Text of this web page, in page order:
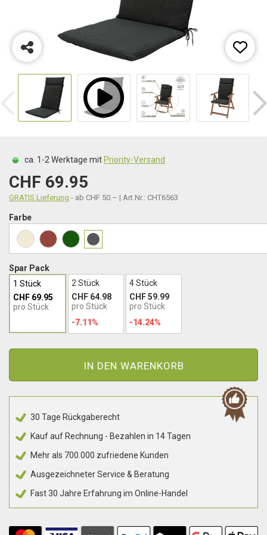
ca. 1-2 Werktage mit Priority-Versand
CHF 69.95
GRATIS Lieferung - ab CHF 50.– | Art.Nr.: CHT6563
Farbe
Spar Pack
1 Stück
CHF 69.95
pro Stück
2 Stück
CHF 64.98
pro Stück
-7.11%
4 Stück
CHF 59.99
pro Stück
-14.24%
IN DEN WARENKORB
30 Tage Rückgaberecht
Kauf auf Rechnung - Bezahlen in 14 Tagen
Mehr als 700.000 zufriedene Kunden
Ausgezeichneter Service & Beratung
Fast 30 Jahre Erfahrung im Online-Handel